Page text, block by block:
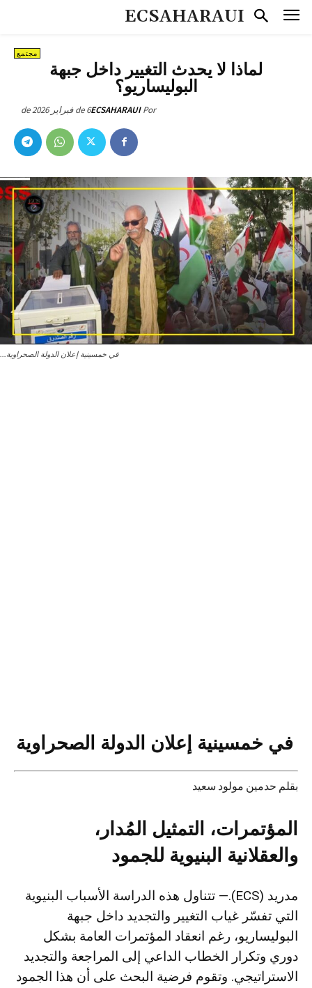
ECSAHARAUI
مجتمع
لماذا لا يحدث التغيير داخل جبهة
البوليساريو؟
Por
ECSAHARAUI6 de فبراير de 2026
في خمسينية إعلان الدولة الصحراوية...
في خمسينية إعلان الدولة الصحراوية
بقلم حدمين مولود سعيد
المؤتمرات، التمثيل المُدار،
والعقلانية البنيوية للجمود
مدريد (ECS).— تتناول هذه الدراسة الأسباب البنيوية
التي تفسّر غياب التغيير والتجديد داخل جبهة
البوليساريو، رغم انعقاد المؤتمرات العامة بشكل
دوري وتكرار الخطاب الداعي إلى المراجعة والتجديد
الاستراتيجي. وتقوم فرضية البحث على أن هذا الجمود